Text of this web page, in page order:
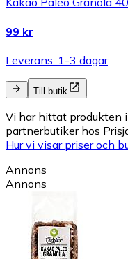
99 kr
Leverans: 1-3 dagar
Till butik
Vi har hittat produkten
partnerbutiker hos
Hur vi visar priser och
Annons
Annons